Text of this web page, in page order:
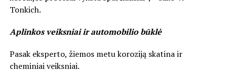
Tonkich.
Aplinkos veiksniai ir automobilio būklė
Pasak eksperto, žiemos metu koroziją skatina ir
cheminiai veiksniai.